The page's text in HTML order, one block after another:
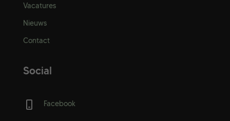
Vacatures
Nieuws
Contact
Social
Facebook